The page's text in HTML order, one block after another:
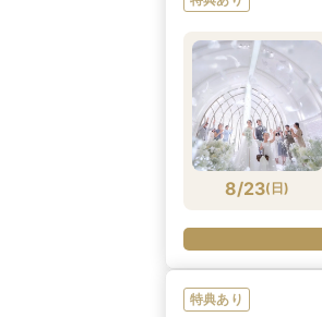
8/23( 日)
特典あり